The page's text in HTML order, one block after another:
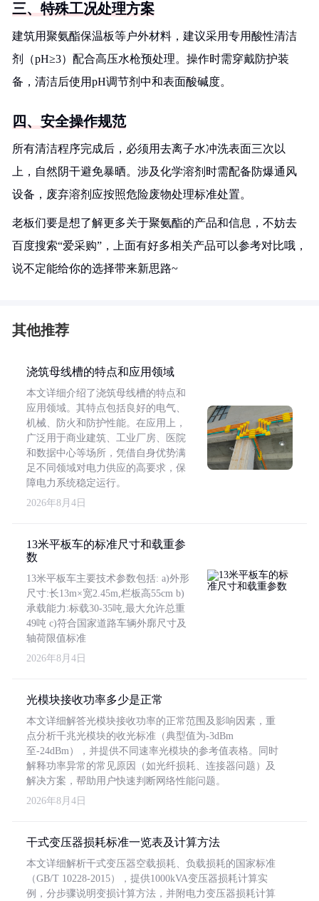
三、特殊工况处理方案
建筑用聚氨酯保温板等户外材料，建议采用专用酸性清洁
剂（pH≥3）配合高压水枪预处理。操作时需穿戴防护装
备，清洁后使用pH调节剂中和表面酸碱度。
四、安全操作规范
所有清洁程序完成后，必须用去离子水冲洗表面三次以
上，自然阴干避免暴晒。涉及化学溶剂时需配备防爆通风
设备，废弃溶剂应按照危险废物处理标准处置。
老板们要是想了解更多关于聚氨酯的产品和信息，不妨去
百度搜索“爱采购”，上面有好多相关产品可以参考对比哦，
说不定能给你的选择带来新思路~
其他推荐
浇筑母线槽的特点和应用领域
本文详细介绍了浇筑母线槽的特点和
应用领域。其特点包括良好的电气、
机械、防火和防护性能。在应用上，
广泛用于商业建筑、工业厂房、医院
和数据中心等场所，凭借自身优势满
足不同领域对电力供应的高要求，保
障电力系统稳定运行。
2026年8月4日
13米平板车的标准尺寸和载重参
数
13米平板车主要技术参数包括: a)外形
尺寸:长13m×宽2.45m,栏板高55cm b)
承载能力:标载30-35吨,最大允许总重
49吨 c)符合国家道路车辆外廓尺寸及
轴荷限值标准
2026年8月4日
光模块接收功率多少是正常
本文详细解答光模块接收功率的正常范围及影响因素，重
点分析千兆光模块的收光标准（典型值为-3dBm
至-24dBm），并提供不同速率光模块的参考值表格。同时
解释功率异常的常见原因（如光纤损耗、连接器问题）及
解决方案，帮助用户快速判断网络性能问题。
2026年8月4日
干式变压器损耗标准一览表及计算方法
本文详细解析干式变压器空载损耗、负载损耗的国家标准
（GB/T 10228-2015），提供1000kVA变压器损耗计算实
例，分步骤说明变损计算方法，并附电力变压器损耗计算